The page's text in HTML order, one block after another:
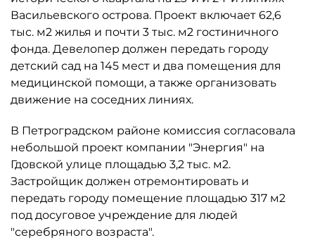
Васильевского острова. Проект включает 62,6
тыс. м2 жилья и почти 3 тыс. м2 гостиничного
фонда. Девелопер должен передать городу
детский сад на 145 мест и два помещения для
медицинской помощи, а также организовать
движение на соседних линиях.
В Петроградском районе комиссия согласовала
небольшой проект компании "Энергия" на
Гдовской улице площадью 3,2 тыс. м2.
Застройщик должен отремонтировать и
передать городу помещение площадью 317 м2
под досуговое учреждение для людей
"серебряного возраста".